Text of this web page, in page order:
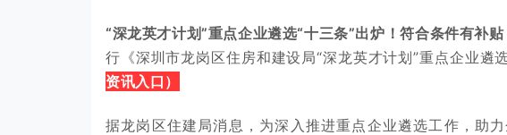
“深龙英才计划”重点企业遴选“十三条”出炉！符合条件有补
行《深圳市龙岗区住房和建设局“深龙英才计划”重点企业遴
资讯入口）
据龙岗区住建局消息， 为深入推进重点企业遴选工作，助